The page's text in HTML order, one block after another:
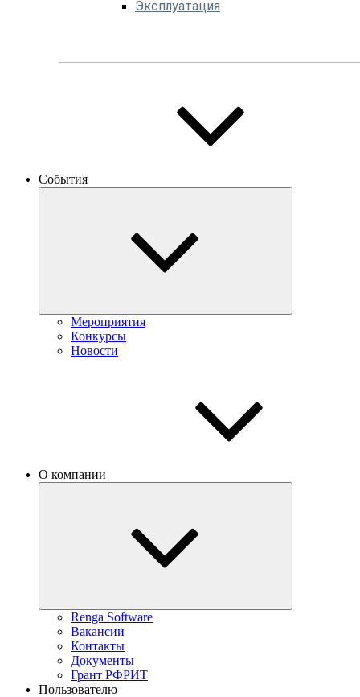
Эксплуатация
События
Мероприятия
Конкурсы
Новости
О компании
Renga Software
Вакансии
Контакты
Документы
Грант РФРИТ
Пользователю